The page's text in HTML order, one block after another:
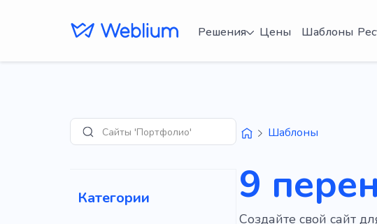
Решения Цены Шаблоны
ПоискСайты 'Портфолио'
Категории
Шаблоны
9
Создайте свой сайт